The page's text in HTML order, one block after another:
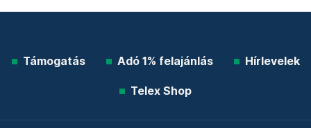
Támogatás Adó 1% felajánlás Hírlevelek
Telex Shop